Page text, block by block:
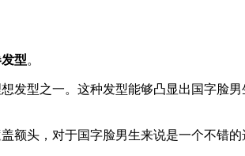
型。
发型之一。这种发型能够凸显出国字脸
额头，对于国字脸男生来说是一个不错